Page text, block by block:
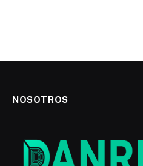
NOSOTROS